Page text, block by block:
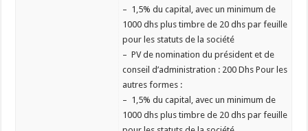
– 1,5% du capital, avec un minimum de
1000 dhs plus timbre de 20 dhs par feuille
pour les statuts de la société
– PV de nomination du président et de
conseil d’administration : 200 Dhs Pour les
autres formes :
– 1,5% du capital, avec un minimum de
1000 dhs plus timbre de 20 dhs par feuille